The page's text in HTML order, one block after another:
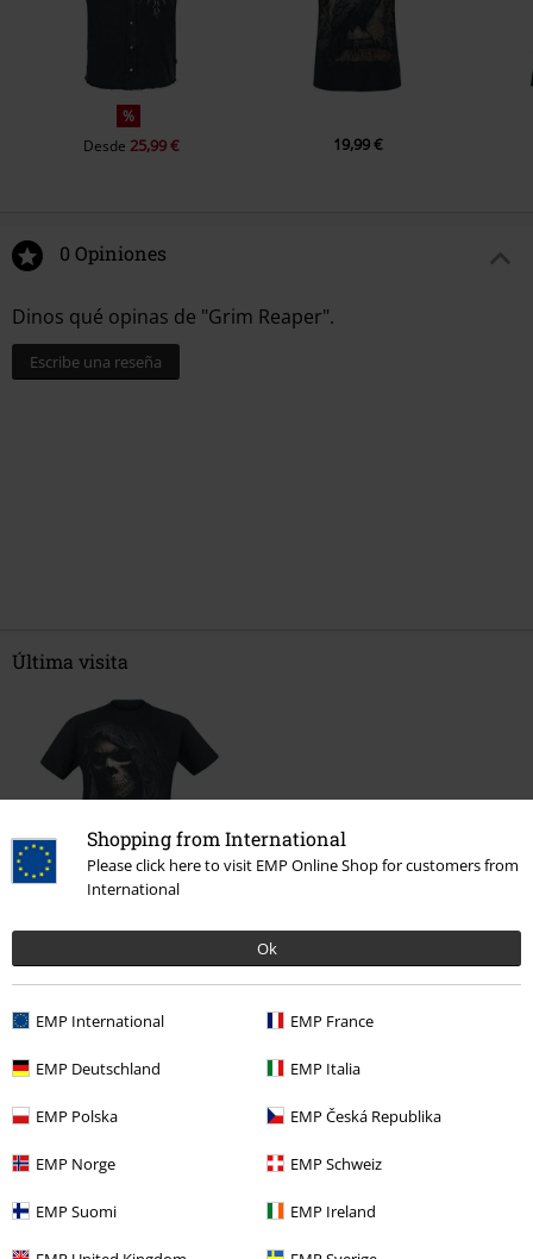
Shopping from International
Please click here to visit EMP Online Shop for customers from
International
Ok
EMP International EMP France
EMP Deutschland EMP Italia
EMP Polska EMP Česká Republika
EMP Norge EMP Schweiz
EMP Suomi EMP Ireland
%
Desde 25,99 € 19,99 €
0 Opiniones
Dinos qué opinas de "Grim Reaper".
Escribe una reseña
Última visita
Desde19,99 €
Más categorías. Más opciones
Nuevo Camisetas & Tops Camisetas
Estilos Festivales y conciertos Ropa Camisetas De Festival
Estilos Camisetas & Tops Camisetas
Estilos Horror
Ropa & accesorios Tops Camisetas